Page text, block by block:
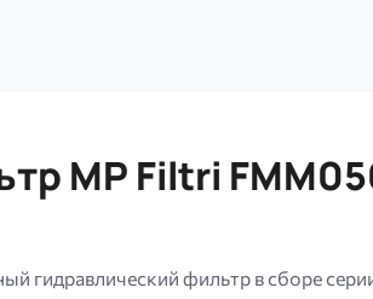
MP Filtri
гидравлический фильтр в сборе